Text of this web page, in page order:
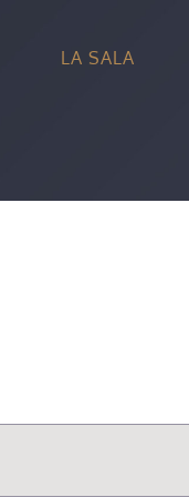
LA SALA